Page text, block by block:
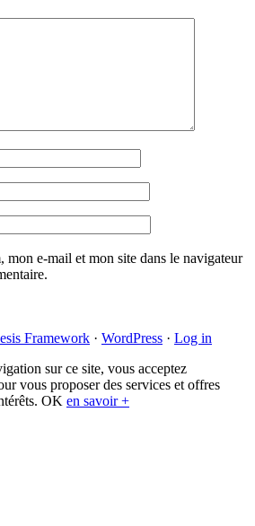
mon e-mail et mon site dans le navigateur
Framework · WordPress · Log in
sur ce site, vous acceptez
vous proposer des services et offres
OK en savoir +